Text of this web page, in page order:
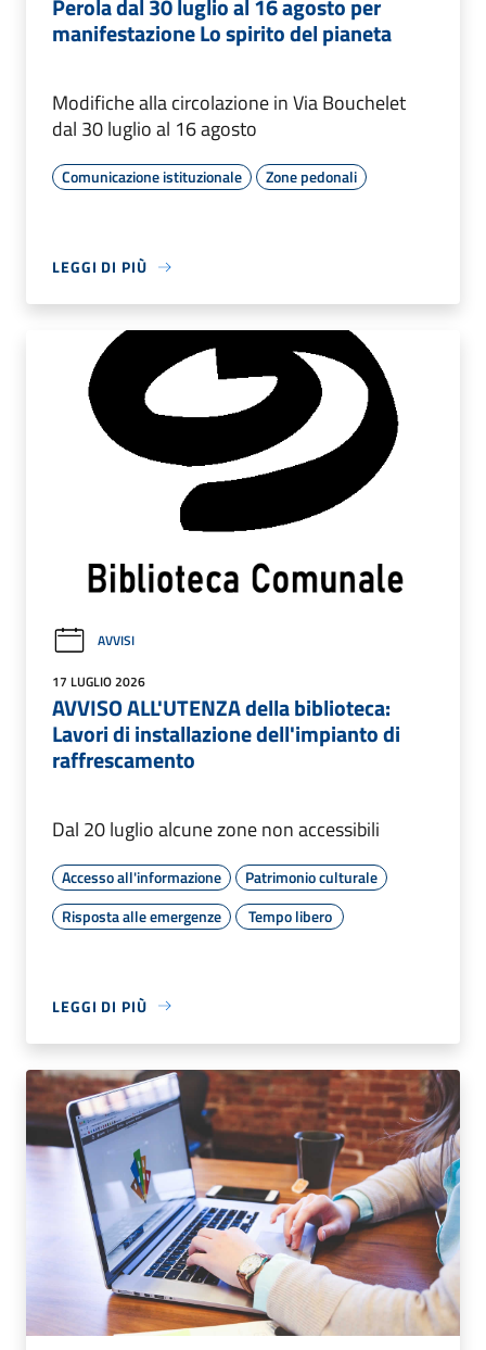
Perola dal 30 luglio al 16 agosto per
manifestazione Lo spirito del pianeta
Modifiche alla circolazione in Via Bouchelet
dal 30 luglio al 16 agosto
Comunicazione istituzionale Zone pedonali
LEGGI DI PIÙ
AVVISI
17 LUGLIO 2026
AVVISO ALL'UTENZA della biblioteca:
Lavori di installazione dell'impianto di
raffrescamento
Dal 20 luglio alcune zone non accessibili
Accesso all'informazione
Patrimonio culturale
Risposta alle emergenze
Tempo libero
LEGGI DI PIÙ